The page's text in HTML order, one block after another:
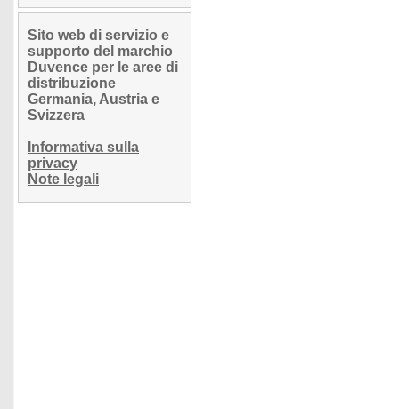
Sito web di servizio e
supporto del marchio
Duvence per le aree di
distribuzione
Germania, Austria e
Svizzera
Informativa sulla
privacy
Note legali